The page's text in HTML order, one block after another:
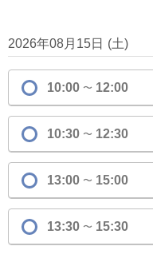
2026年08月15日 (土)
10:00 〜 12:00
10:30 〜 12:30
13:00 〜 15:00
13:30 〜 15:30